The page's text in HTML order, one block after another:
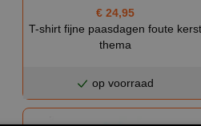
€ 24,95
T-shirt fijne paasdagen foute kerst
thema
op voorraad